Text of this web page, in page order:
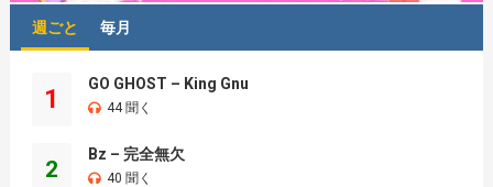
週ごと 毎月
1
GO GHOST – King Gnu
44 聞く
2
Bz – 完全無欠
40 聞く